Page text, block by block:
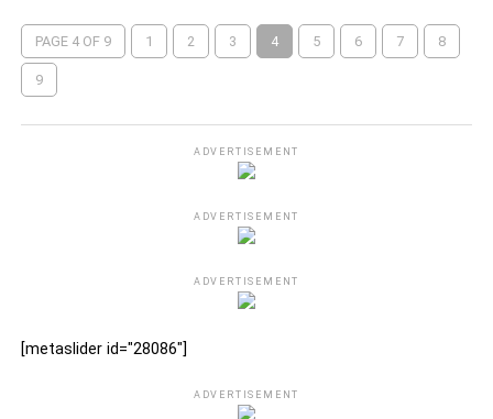
PAGE 4 OF 9 1 2 3 4 5 6 7 8
9
ADVERTISEMENT
ADVERTISEMENT
ADVERTISEMENT
[metaslider id="28086"]
ADVERTISEMENT